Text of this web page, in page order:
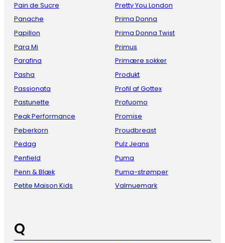
Pain de Sucre
Panache
Papillon
Para Mi
Parafina
Pasha
Passionata
Pastunette
Peak Performance
Peberkorn
Pedag
Penfield
Penn & Blæk
Petite Maison Kids
Pretty You London
Prima Donna
Prima Donna Twist
Primus
Primære sokker
Produkt
Profil af Gottex
Profuomo
Promise
Proudbreast
Pulz Jeans
Puma
Puma-strømper
Valmuemark
Q